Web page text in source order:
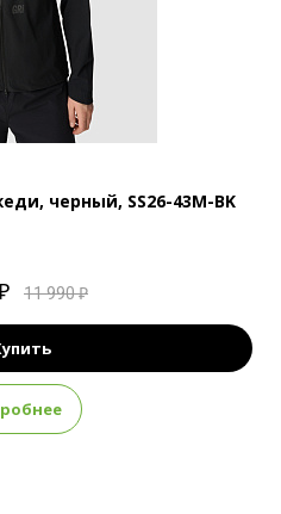
черный, SS26-43M-BK
11 990 ₽